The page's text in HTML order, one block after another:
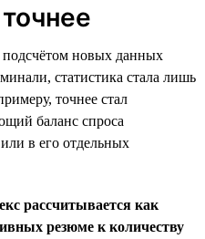
подсчётом новых данных
статистика стала лишь
точнее стал
баланс спроса
в его отдельных
рассчитывается как
резюме к количеству